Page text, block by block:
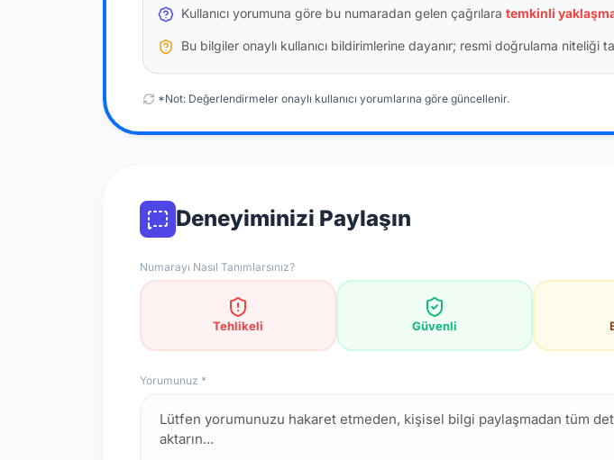
Kullanıcı yorumuna göre bu numaradan gelen çağrılara temkinli
Bu bilgiler onaylı kullanıcı bildirimlerine dayanır; resmi doğrulama niteliği
*Not: Değerlendirmeler onaylı kullanıcı yorumlarına göre güncellenir.
Deneyiminizi Paylaşın
Numarayı Nasıl Tanımlarsınız?
Tehlikeli Güvenli
Yorumunuz *